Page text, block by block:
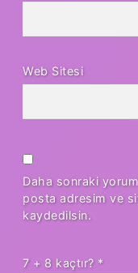
Web Sitesi
Daha sonraki
posta adresim ve
kaydedilsin.
7 + 8 kaçtır? *